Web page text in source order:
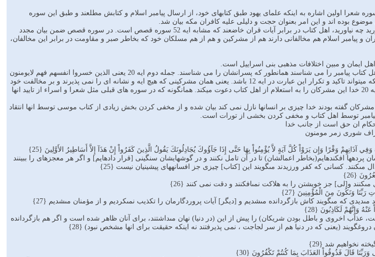
شعرا اولین اشاره به اینکه علمای یهود طبق کتابهای خود، از ارسال پیامبر اسلام و کتابش مطلعند و طبق این سوره
بوده اند و این امر بعنوان حجت و دلیلی علیه کافران مکه بیان شد.
سپس در سوره اسراء هم بیان شد که شما چه ایمان بیاورید چه نیاورید، اهل کتاب در برابر آیات قران خاضعند که مشابه ایه 52 سوره قصص است. در سوره قصص ضمن بیان مجدد
پیامبر اسلام هم مخالفانی دارند هم از مشرکین و هم از هم مسلکان خود که بخاطر صبر و مقاومت در برابر این مخالفان،
ایمان و مبین اختلافات مذهبی بنی اسراییل است.
ایات اهل کتاب در سوره انعام: در ایه 20 اشاره شد که اهل کتاب پیامبر را می شناسند همانطور که پسرانشان را می شناسند. جمله دوم ایه 20 یعنی الذین خسروا انفسهم فهم لایومنون
لزوما به اهل کتاب برنمیگردد.(هر چند محتمل میباشد) بلکه میتواند تاکید و تکرار این عبارت در ایه 12 باشد. یعنی همان مشرکینی که هیچ ایه و نشانه ای را نمی پذیرند و بر مخالفت خود
اصرار میکنند حتی تایید اهل کتاب را هم نمی پذیرند. در ایه 20 خدا این مشرکان را به استعلام از اهل کتاب دعوت میکند. همانگونه که در سوره های قبلی مثل شعرا و اسراء از تایید انها
مشرکان گفته بودند خدا چیزی بر انسانها نازل نمی کند بیان شده و از مخفی کردن بخش زیادی از کتاب موسی توسط انها انتقاد
توسط اهل کتاب و مخفی کردن بخشی از تورات است.
آذَانِهِمْ وَقْرًا وَإِن يَرَوْاْ كُلَّ آيَةٍ لاَّ يُؤْمِنُواْ بِهَا حَتَّى إِذَا جَآؤُوكَ يُجَادِلُونَكَ يَقُولُ الَّذِينَ كَفَرُواْ إِنْ هَذَآ إِلاَّ أَسَاطِيرُ الأَوَّلِينَ {25}
پرده‏ها افكنده‏ايم(بخاطر اعمالشان) تا در آن تامل نکنند و در گوشهايشان سنگينى [قرار داده‏ايم] و اگر هر معجزه‏اى را ببينند
مى‏كنند. كسانى كه كفر ورزيدند مى‏گويند اين [كتاب] چيزى جز افسانه‏هاى پيشينيان نيست {25}
{26}
و[لى] جز خويشتن را به هلاكت نمى‏افكنند و دقت نمی کنند {26}
رَبِّنَا وَنَكُونَ مِنَ الْمُؤْمِنِينَ {27}
كه مى‏گويند كاش بازگردانده مى‏شديم و [ديگر] آيات پروردگارمان را تكذيب نمى‏كرديم و از مؤمنان مى‏شديم {27}
وَإِنَّهُمْ لَكَاذِبُونَ {28}
عذاب اخروی و باطل بودن شریکان) را پيش از اين (در دنیا) نهان مى‏داشتند، براى آنان ظاهر شده است و اگر هم بازگردانده
(یعنی که در دنیا هم از سر لجاجت ، نمی پذیرفتند نه اینکه حقیقت برای انها مشخص نبود) {28}
نخواهيم شد {29}
قَالَ فَذُوقُواْ العَذَابَ بِمَا كُنتُمْ تَكْفُرُونَ {30}